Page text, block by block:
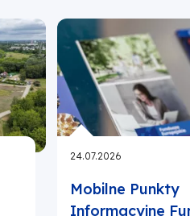
24.07.2026
Mobilne Punkty
Informacyjne